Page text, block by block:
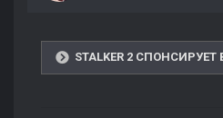
STALKER 2